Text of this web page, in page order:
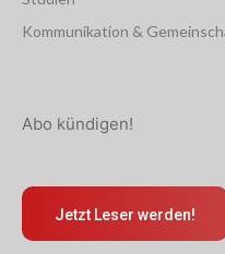
Kommunikation &
Abo kündigen!
Jetzt Leser werden!